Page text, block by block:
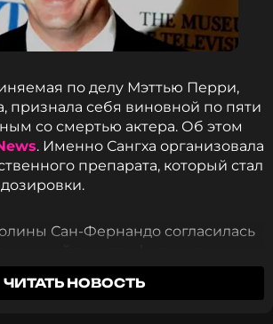
по делу Мэттью Перри,
признала себя виновной по пяти
со смертью актера. Об этом
. Именно Сангха организовала
препарата, который стал
Сан-Фернандо согласилась
по пяти федеральным
связанным с
запрещённых веществ, в
ЧИТАТЬ НОВОСТЬ